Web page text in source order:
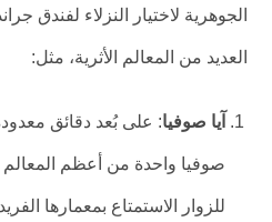
الجوهرية لاختيار النزلاء لفندق
العديد من المعالم الأثرية، مثل:
آيا صوفيا: على بُعد دقائق
صوفيا واحدة من أعظم المعالم
للزوار الاستمتاع بمعمارها